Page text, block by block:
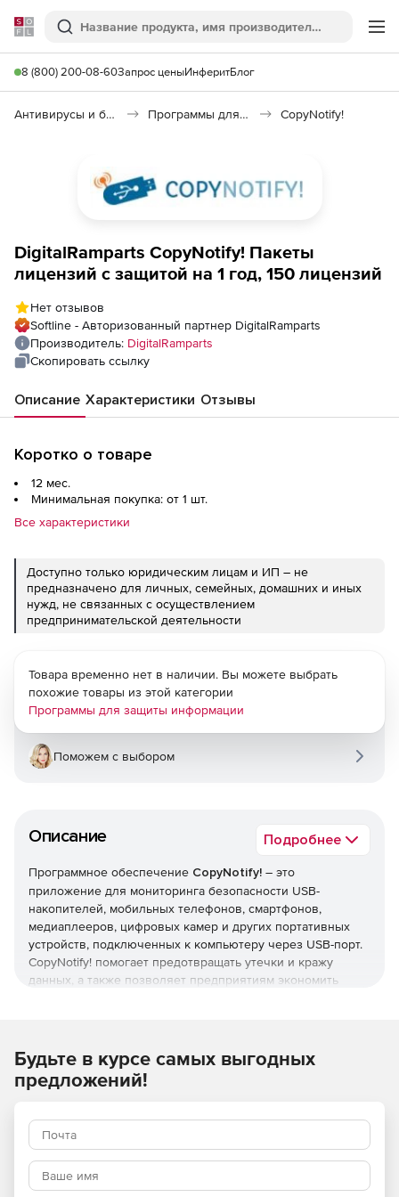
Softline
Поиск
8 (800) 200-08-60Запрос ценыИнферитБлог
Антивирусы и безопасность Программы для защиты информации CopyNotify!
DigitalRamparts CopyNotify! Пакеты
лицензий с защитой на 1 год, 150 лицензий
Нет отзывов
Softline - Авторизованный партнер DigitalRamparts
Производитель: DigitalRamparts
Скопировать ссылку
Описание Характеристики Отзывы
Коротко о товаре
12 мес.
Минимальная покупка: от 1 шт.
Все характеристики
Доступно только юридическим лицам и ИП – не
предназначено для личных, семейных, домашних и иных
нужд, не связанных с осуществлением
предпринимательской деятельности
Описание Подробнее
Программное обеспечение CopyNotify! – это
приложение для мониторинга безопасности USB-
накопителей, мобильных телефонов, смартфонов,
медиаплееров, цифровых камер и других портативных
устройств, подключенных к компьютеру через USB-порт.
CopyNotify! помогает предотвращать утечки и кражу
данных, а также позволяет предприятиям экономить
Будучи выстроенной на всеобъемлющем фрейворке
предотвращения утечек данных, программа CopyNotify!
посредством web-клиентов, таких как Gmail, Hotmail и
Yahoo Mail. Возможно блокирование отправки файловых
вложений со всех компьютеров корпоративной сети.
Благодаря мониторингу активности пользователей
приложение обнаруживает неавторизованное
Товара временно нет в наличии. Вы можете выбрать
похожие товары из этой категории
Программы для защиты информации
Поможем с выбором
Будьте в курсе самых выгодных
предложений!